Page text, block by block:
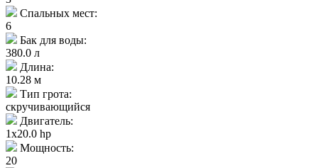
Спальных мест:
6
Бак для воды:
380.0 л
Длина:
10.28 м
Тип грота:
скручивающийся
Двигатель:
1x20.0 hp
Мощность:
20